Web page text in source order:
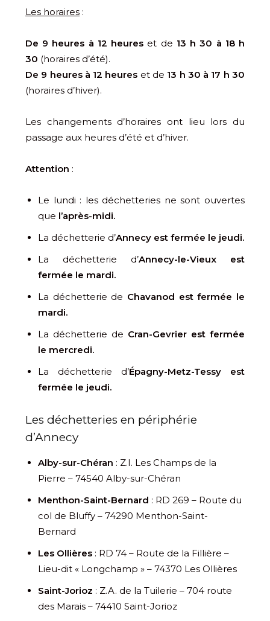
Les horaires :
De 9 heures à 12 heures et de 13 h 30 à 18 h
30 (horaires d’été).
De 9 heures à 12 heures et de 13 h 30 à 17 h 30
(horaires d’hiver).
Les changements d’horaires ont lieu lors du
passage aux heures d’été et d’hiver.
Attention :
Le lundi : les déchetteries ne sont ouvertes
que l’après-midi.
La déchetterie d’Annecy est fermée le jeudi.
La déchetterie d’Annecy-le-Vieux est
fermée le mardi.
La déchetterie de Chavanod est fermée le
mardi.
La déchetterie de Cran-Gevrier est fermée
le mercredi.
La déchetterie d’Épagny-Metz-Tessy est
fermée le jeudi.
Les déchetteries en périphérie
d’Annecy
Alby-sur-Chéran : Z.I. Les Champs de la
Pierre – 74540 Alby-sur-Chéran
Menthon-Saint-Bernard : RD 269 – Route du
col de Bluffy – 74290 Menthon-Saint-
Bernard
Les Ollières : RD 74 – Route de la Fillière –
Lieu-dit « Longchamp » – 74370 Les Ollières
Saint-Jorioz : Z.A. de la Tuilerie – 704 route
des Marais – 74410 Saint-Jorioz